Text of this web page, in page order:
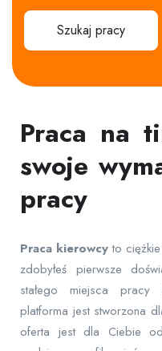
Szukaj pracy
Praca na
swoje
pracy
Praca kierowcyto ciężkie
zdobyłeś pierwsze
stałego miejsca
platforma jest stworzona
oferta jest dla Ciebie